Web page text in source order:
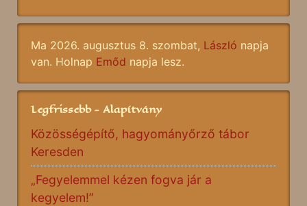
Ma 2026. augusztus 8. szombat, László napja
van. Holnap Emőd napja lesz.
Legfrissebb - Alapítvány
Közösségépítő, hagyományőrző tábor
Keresden
„Fegyelemmel kézen fogva jár a
kegyelem!”